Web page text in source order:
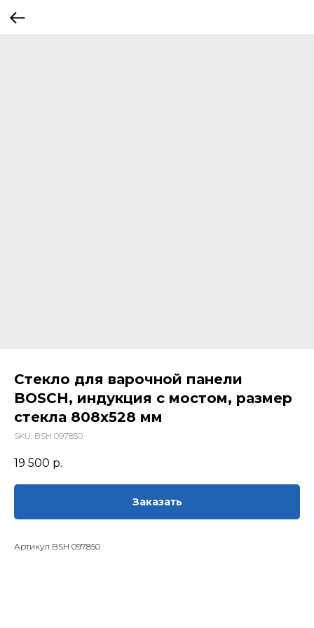
Стекло для варочной панели
BOSCH, индукция с мостом, размер
стекла 808х528 мм
SKU: BSH 097850
19 500 р.
Заказать
Артикул BSH 097850